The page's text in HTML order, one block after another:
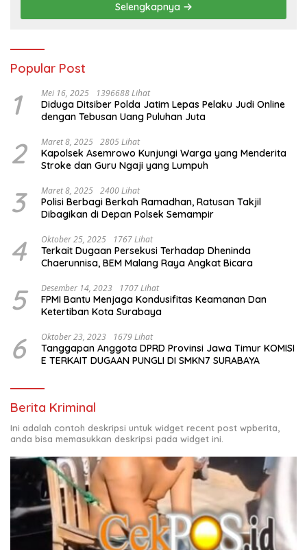
Selengkapnya
Popular Post
1 Mei 16, 2025 1396688 Lihat
Diduga Ditsiber Polda Jatim Lepas Pelaku Judi Online
dengan Tebusan Uang Puluhan Juta
2 Maret 8, 2025 2805 Lihat
Kapolsek Asemrowo Kunjungi Warga yang Menderita
Stroke dan Guru Ngaji yang Lumpuh
3 Maret 8, 2025 2400 Lihat
Polisi Berbagi Berkah Ramadhan, Ratusan Takjil
Dibagikan di Depan Polsek Semampir
4 Oktober 25, 2025 1767 Lihat
Terkait Dugaan Persekusi Terhadap Dheninda
Chaerunnisa, BEM Malang Raya Angkat Bicara
5 Desember 14, 2023 1707 Lihat
FPMI Bantu Menjaga Kondusifitas Keamanan Dan
Ketertiban Kota Surabaya
6 Oktober 23, 2023 1679 Lihat
Tanggapan Anggota DPRD Provinsi Jawa Timur KOMISI
E TERKAIT DUGAAN PUNGLI DI SMKN7 SURABAYA
Berita Kriminal
Ini adalah contoh deskripsi untuk widget recent post wpberita,
anda bisa memasukkan deskripsi pada widget ini.